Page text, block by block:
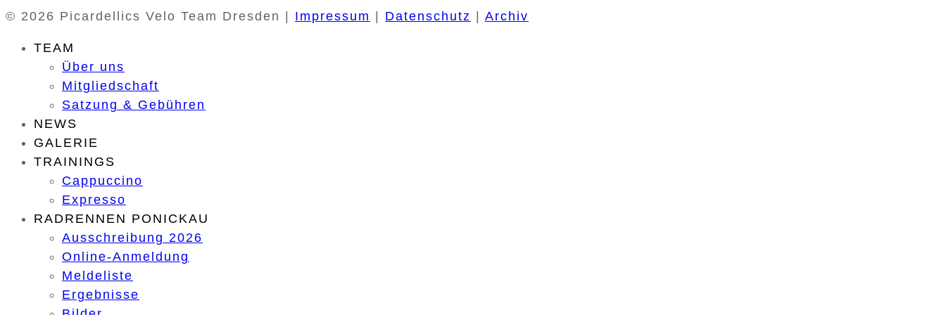
© 2026 Picardellics Velo Team Dresden | Impressum Datenschutz Archiv
TEAM
Über uns
Mitgliedschaft
Satzung & Gebühren
NEWS
GALERIE
TRAININGS
Cappuccino
Expresso
RADRENNEN PONICKAU
Ausschreibung 2026
Online-Anmeldung
Meldeliste
Ergebnisse